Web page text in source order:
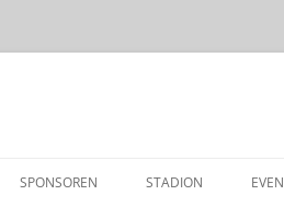
SPONSOREN STADION